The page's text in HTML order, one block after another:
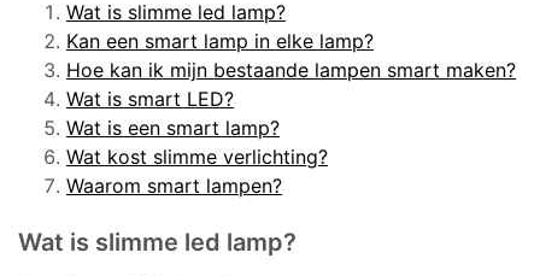
Wat is slimme led lamp?
Kan een smart lamp in elke lamp?
Hoe kan ik mijn bestaande lampen smart maken?
Wat is smart LED?
Wat is een smart lamp?
Wat kost slimme verlichting?
Waarom smart lampen?
Wat is slimme led lamp?